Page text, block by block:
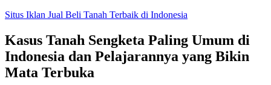
Skip
content
Situs Iklan Jual Beli Tanah Terbaik di Indonesia
Kasus Tanah Sengketa Paling Umum di
Indonesia dan Pelajarannya yang Bikin
Mata Terbuka